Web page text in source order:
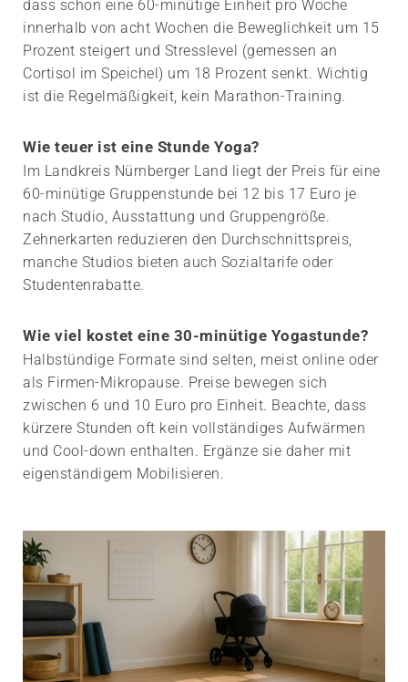
dass schon eine 60-minütige Einheit pro Woche
innerhalb von acht Wochen die Beweglichkeit um 15
Prozent steigert und Stresslevel (gemessen an
Cortisol im Speichel) um 18 Prozent senkt. Wichtig
ist die Regelmäßigkeit, kein Marathon-Training.
Wie teuer ist eine Stunde Yoga?
Im Landkreis Nürnberger Land liegt der Preis für eine
60-minütige Gruppenstunde bei 12 bis 17 Euro je
nach Studio, Ausstattung und Gruppengröße.
Zehnerkarten reduzieren den Durchschnittspreis,
manche Studios bieten auch Sozialtarife oder
Studentenrabatte.
Wie viel kostet eine 30-minütige Yogastunde?
Halbstündige Formate sind selten, meist online oder
als Firmen-Mikropause. Preise bewegen sich
zwischen 6 und 10 Euro pro Einheit. Beachte, dass
kürzere Stunden oft kein vollständiges Aufwärmen
und Cool-down enthalten. Ergänze sie daher mit
eigenständigem Mobilisieren.